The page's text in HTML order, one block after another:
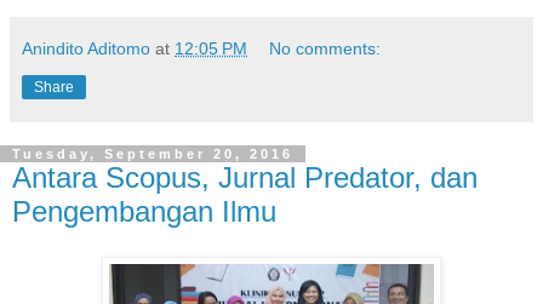
Anindito Aditomo at 12:05 PM No comments:
Share
Tuesday, September 20, 2016
Antara Scopus, Jurnal Predator, dan
Pengembangan Ilmu